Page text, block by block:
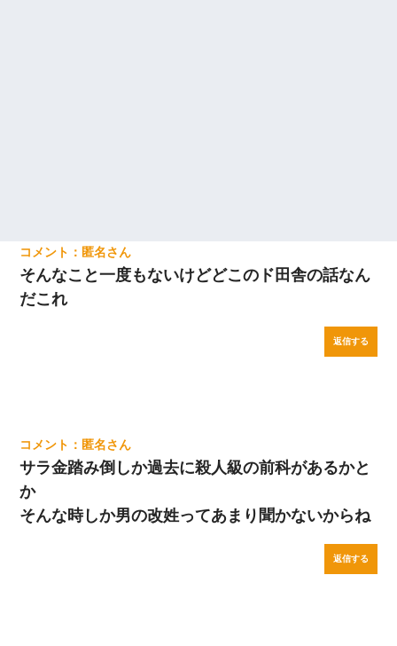
匿名
そんなこと一度もないけどどこのド田舎の話なん
だこれ
返信する
匿名
サラ金踏み倒しか過去に殺人級の前科があるかと
か
そんな時しか男の改姓ってあまり聞かないからね
返信する